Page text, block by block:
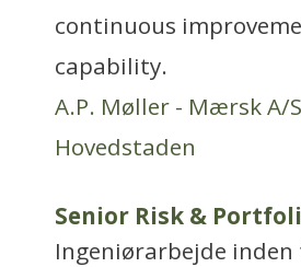
continuous
capability.
A.P. Møller - Mærsk A/
Hovedstaden
Senior Risk &
Ingeniørarbejde